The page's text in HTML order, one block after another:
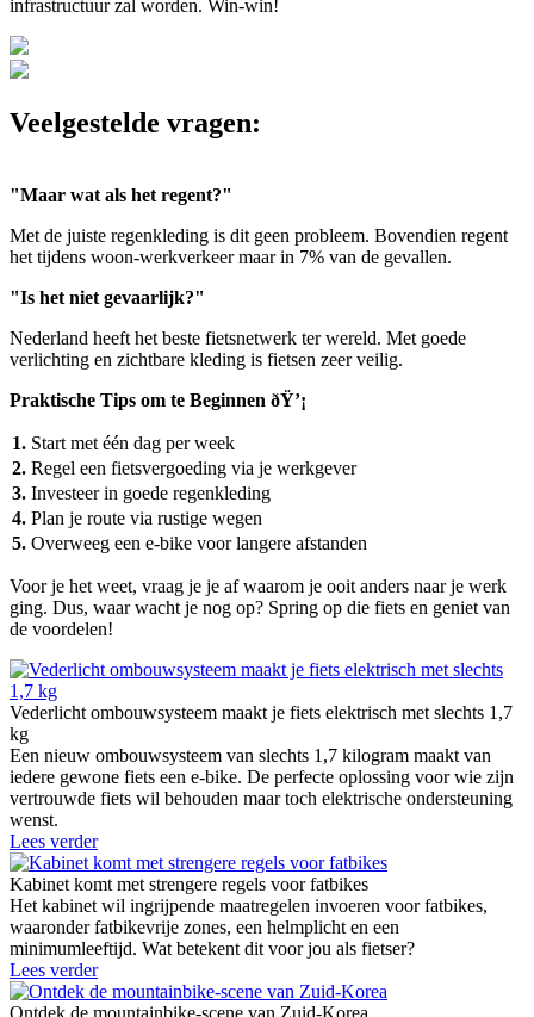
infrastructuur zal worden. Win-win!
Veelgestelde vragen:
"Maar wat als het regent?"
Met de juiste regenkleding is dit geen probleem. Bovendien regent
het tijdens woon-werkverkeer maar in 7% van de gevallen.
"Is het niet gevaarlijk?"
Nederland heeft het beste fietsnetwerk ter wereld. Met goede
verlichting en zichtbare kleding is fietsen zeer veilig.
Praktische Tips om te Beginnen ðŸ’¡
1. Start met één dag per week
2. Regel een fietsvergoeding via je werkgever
3. Investeer in goede regenkleding
4. Plan je route via rustige wegen
5. Overweeg een e-bike voor langere afstanden
Voor je het weet, vraag je je af waarom je ooit anders naar je werk
ging. Dus, waar wacht je nog op? Spring op die fiets en geniet van
de voordelen!
Vederlicht ombouwsysteem maakt je fiets elektrisch met slechts 1,7
kg
Een nieuw ombouwsysteem van slechts 1,7 kilogram maakt van
iedere gewone fiets een e-bike. De perfecte oplossing voor wie zijn
vertrouwde fiets wil behouden maar toch elektrische ondersteuning
wenst.
Lees verder
Kabinet komt met strengere regels voor fatbikes
Het kabinet wil ingrijpende maatregelen invoeren voor fatbikes,
waaronder fatbikevrije zones, een helmplicht en een
minimumleeftijd. Wat betekent dit voor jou als fietser?
Lees verder
Ontdek de mountainbike-scene van Zuid-Korea